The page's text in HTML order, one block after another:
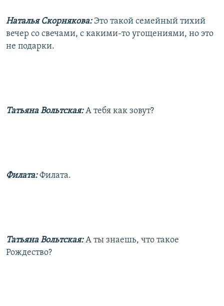
Наталья Скорнякова: Это такой семейный тихий
вечер со свечами, с какими-то угощениями, но это
не подарки.
Татьяна Вольтская:А тебя как зовут?
Филата:Филата.
Татьяна Вольтская:А ты знаешь, что такое
Рождество?